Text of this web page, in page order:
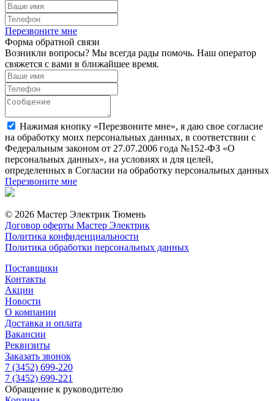
Перезвоните мне
Форма обратной связи
Возникли вопросы? Мы всегда рады помочь. Наш оператор
свяжется с вами в ближайшее время.
Нажимая кнопку «Перезвоните мне», я даю свое согласие
на обработку моих персональных данных, в соответствии с
Федеральным законом от 27.07.2006 года №152-ФЗ «О
персональных данных», на условиях и для целей,
определенных в Согласии на обработку персональных данных
Перезвоните мне
© 2026 Мастер Электрик Тюмень
Договор оферты Мастер Электрик
Политика конфиденциальности
Политика обработки персональных данных
Поставщики
Контакты
Акции
Новости
О компании
Доставка и оплата
Вакансии
Реквизиты
Заказать звонок
7 (3452) 699-220
7 (3452) 699-221
Обращение к руководителю